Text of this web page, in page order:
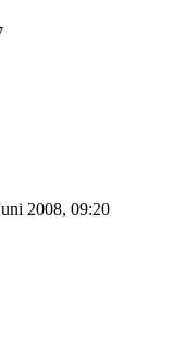
2008, 09:20